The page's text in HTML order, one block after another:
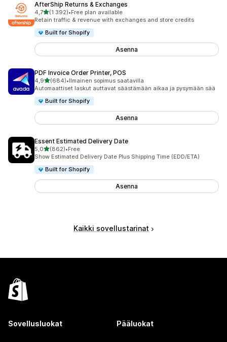
AfterShip Returns & Exchanges
4,7/ 5 tähteä
(1 392)
1392 arvostelua yhteensä
•Free plan available
Retain traffic & revenue with exchanges and store credits
Built for Shopify
Asenna
PDF Invoice Order Printer, POS
4,9/ 5 tähteä
(684)
684 arvostelua yhteensä
•Ilmainen sopimus saatavilla
Automaattiset laskut auttavat säästämään aikaa ja pysymään sää
Built for Shopify
Asenna
Essent Estimated Delivery Date
5,0/ 5 tähteä
(862)
862 arvostelua yhteensä
•Free
Show Estimated Delivery Date Plus Shipping Time (EDD/ETA)
Built for Shopify
Asenna
Kaikki sovellustarinat
Sovellusluokat Pääluokat